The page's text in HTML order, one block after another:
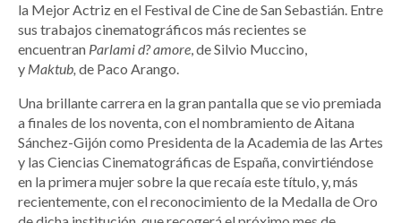
la Mejor Actriz en el Festival de Cine de San Sebastián. Entre
sus trabajos cinematográficos más recientes se
encuentran Parlami d? amore, de Silvio Muccino,
y Maktub, de Paco Arango.
Una brillante carrera en la gran pantalla que se vio premiada
a finales de los noventa, con el nombramiento de Aitana
Sánchez-Gijón como Presidenta de la Academia de las Artes
y las Ciencias Cinematográficas de España, convirtiéndose
en la primera mujer sobre la que recaía este título, y, más
recientemente, con el reconocimiento de la Medalla de Oro